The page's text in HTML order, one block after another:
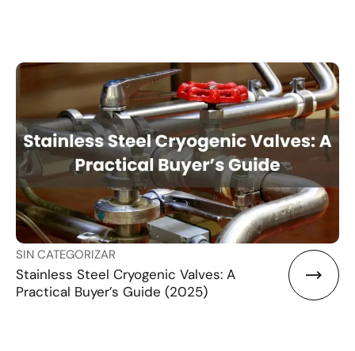
SIN CATEGORIZAR
Stainless Steel Cryogenic Valves: A
Practical Buyer’s Guide (2025)